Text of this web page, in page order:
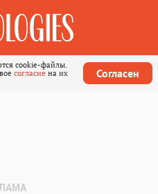
cookie-файлы.
согласие на их
Согласен